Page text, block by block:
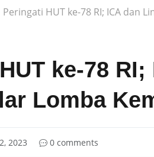
Peringati HUT ke-78 RI; ICA dan
ke-78
Lomba
2023 0 comments